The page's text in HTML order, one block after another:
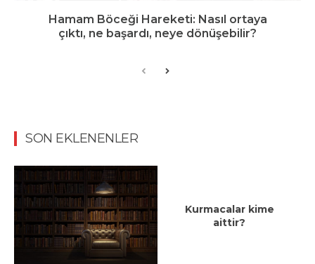
Hamam Böceği Hareketi: Nasıl ortaya
çıktı, ne başardı, neye dönüşebilir?
SON EKLENENLER
Kurmacalar kime
aittir?